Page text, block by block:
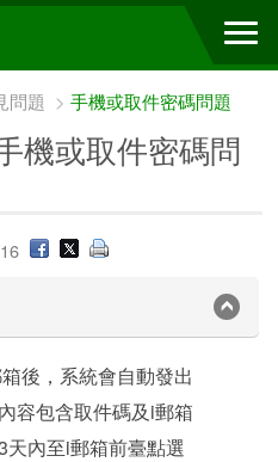
問題 >手機或取件密碼問題
機或取件密碼問
後，系統會自動發出
容包含取件碼及i郵箱
內至i郵箱前臺點選